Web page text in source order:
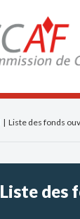
| Liste des fonds
Liste des